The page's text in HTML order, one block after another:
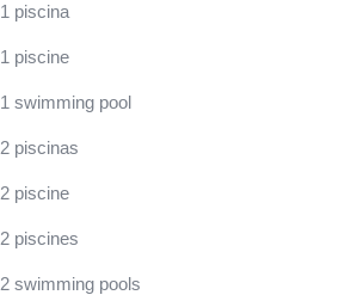
1 piscina
1 piscine
1 swimming pool
2 piscinas
2 piscine
2 piscines
2 swimming pools